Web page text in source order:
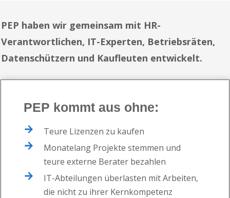
PEP haben wir gemeinsam mit HR-
Verantwortlichen, IT-Experten, Betriebsräten,
Datenschützern und Kaufleuten entwickelt.
PEP kommt aus ohne:
Teure Lizenzen zu kaufen
Monatelang Projekte stemmen und
teure externe Berater bezahlen
IT-Abteilungen überlasten mit Arbeiten,
die nicht zu ihrer Kernkompetenz